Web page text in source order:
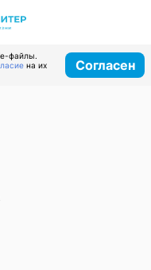
файлы.
на их
Согласен